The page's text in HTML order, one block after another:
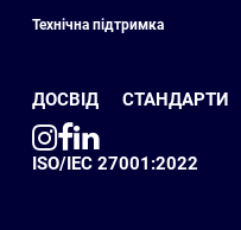
Технічна підтримка
ДОСВІД СТАНДАРТИ
ISO/IEC 27001:2022